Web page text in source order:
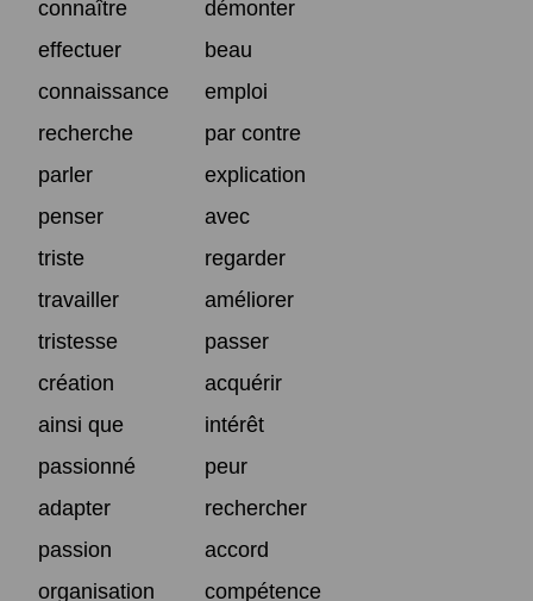
connaître
démonter
effectuer
beau
connaissance
emploi
recherche
par contre
parler
explication
penser
avec
triste
regarder
travailler
améliorer
tristesse
passer
création
acquérir
ainsi que
intérêt
passionné
peur
adapter
rechercher
passion
accord
organisation
compétence